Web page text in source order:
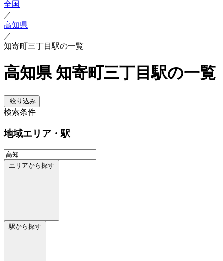
全国
／
高知県
／
知寄町三丁目駅の一覧
高知県 知寄町三丁目駅の一覧
絞り込み
検索条件
地域エリア・駅
エリアから探す
駅から探す